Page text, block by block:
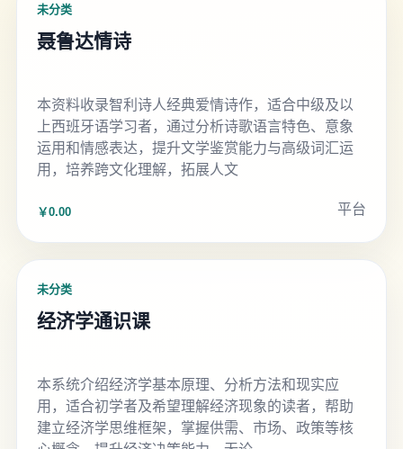
未分类
聂鲁达情诗
本资料收录智利诗人经典爱情诗作，适合中级及以
上西班牙语学习者，通过分析诗歌语言特色、意象
运用和情感表达，提升文学鉴赏能力与高级词汇运
用，培养跨文化理解，拓展人文
￥0.00 平台
未分类
经济学通识课
本系统介绍经济学基本原理、分析方法和现实应
用，适合初学者及希望理解经济现象的读者，帮助
建立经济学思维框架，掌握供需、市场、政策等核